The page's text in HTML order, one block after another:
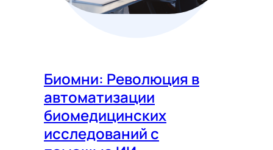
Биомни: Революция в
автоматизации
биомедицинских
исследований с